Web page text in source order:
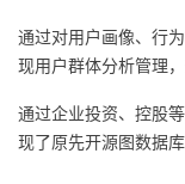
通过对用户画像、行
现用户群体分析管理
通过企业投资、控股
现了原先开源图数据